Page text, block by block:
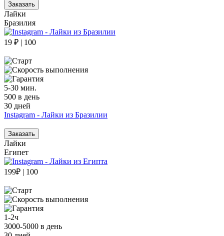
Заказать
Лайки
Бразилия
19 ₽ | 100
5-30 мин.
500 в день
30 дней
Instagram - Лайки из Бразилии
Заказать
Лайки
Египет
199₽ | 100
1-2ч
3000-5000 в день